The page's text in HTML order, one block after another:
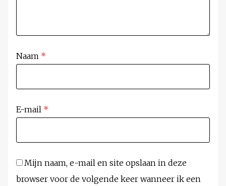
Naam *
E-mail *
Mijn naam, e-mail en site opslaan in deze
browser voor de volgende keer wanneer ik een